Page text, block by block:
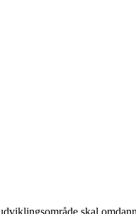
skal